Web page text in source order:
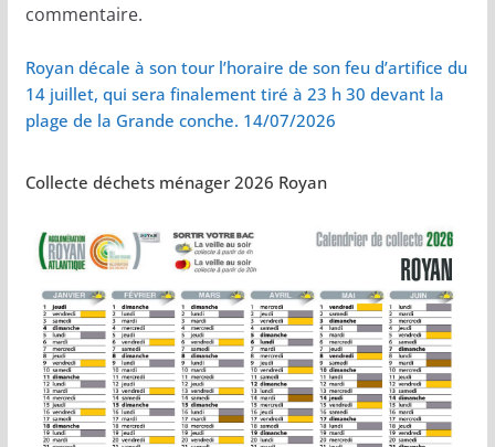
commentaire.
Royan décale à son tour l’horaire de son feu d’artifice du
14 juillet, qui sera finalement tiré à 23 h 30 devant la
plage de la Grande conche. 14/07/2026
Collecte déchets ménager 2026 Royan